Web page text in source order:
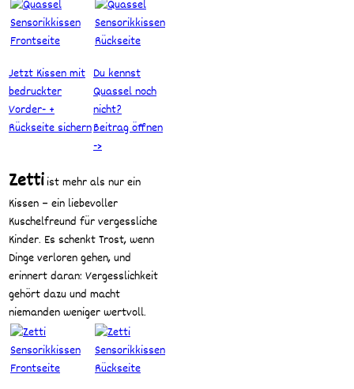
Jetzt Kissen mit
bedruckter
Vorder- +
Rückseite sichern
Du kennst
Quassel noch
nicht?
Beitrag öffnen
->
Zettiist mehr als nur ein
Kissen – ein liebevoller
Kuschelfreund für vergessliche
Kinder. Es schenkt Trost, wenn
Dinge verloren gehen, und
erinnert daran: Vergesslichkeit
gehört dazu und macht
niemanden weniger wertvoll.